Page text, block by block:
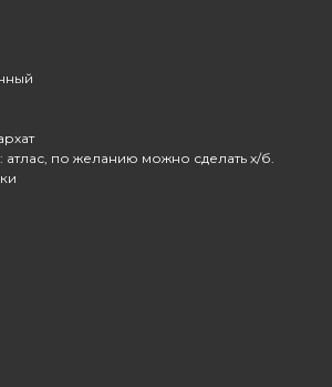
по желанию можно сделать х/б.